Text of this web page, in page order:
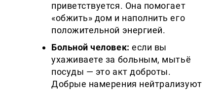
приветствуется. Она помогает
«обжить» дом и наполнить его
положительной энергией.
Больной человек: если вы
ухаживаете за больным, мытьё
посуды — это акт доброты.
Добрые намерения нейтрализуют